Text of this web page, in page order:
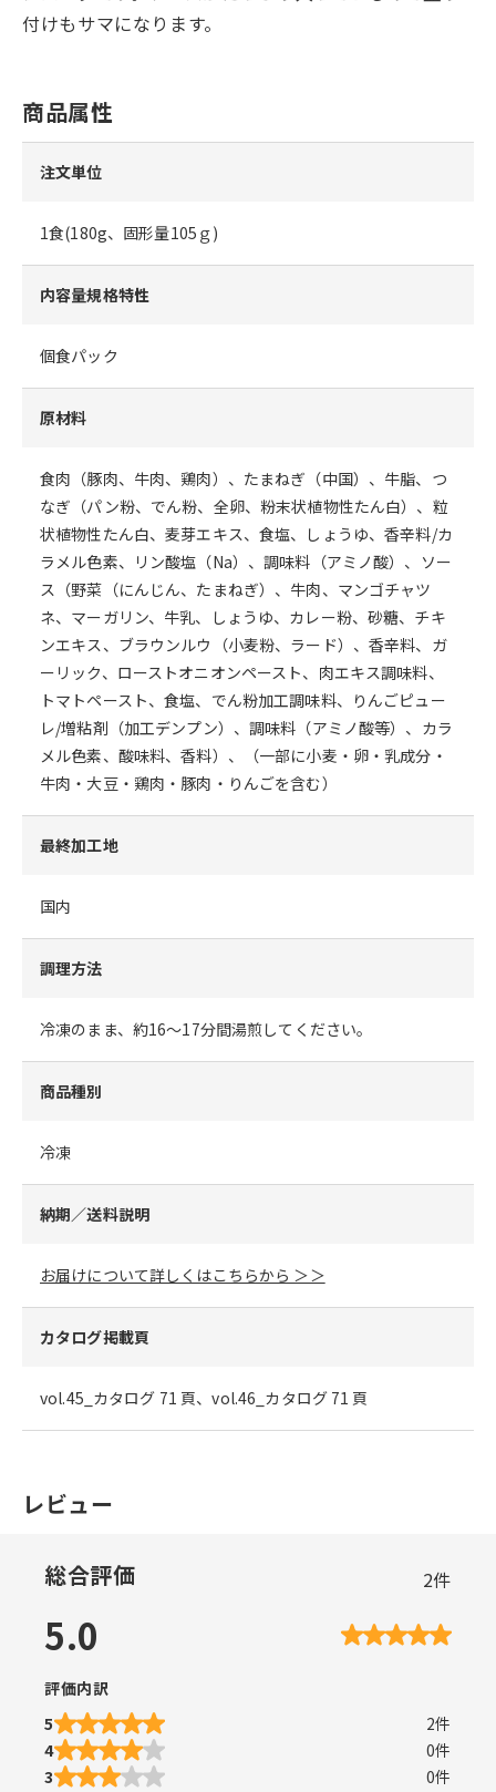
付けもサマになります。
商品属性
注文単位
1食(180g、固形量105ｇ)
内容量規格特性
個食パック
原材料
食肉（豚肉、牛肉、鶏肉）、たまねぎ（中国）、牛脂、つ
なぎ（パン粉、でん粉、全卵、粉末状植物性たん白）、粒
状植物性たん白、麦芽エキス、食塩、しょうゆ、香辛料/カ
ラメル色素、リン酸塩（Na）、調味料（アミノ酸）、ソー
ス（野菜（にんじん、たまねぎ）、牛肉、マンゴチャツ
ネ、マーガリン、牛乳、しょうゆ、カレー粉、砂糖、チキ
ンエキス、ブラウンルウ（小麦粉、ラード）、香辛料、ガ
ーリック、ローストオニオンペースト、肉エキス調味料、
トマトペースト、食塩、でん粉加工調味料、りんごピュー
レ/増粘剤（加工デンプン）、調味料（アミノ酸等）、カラ
メル色素、酸味料、香料）、（一部に小麦・卵・乳成分・
牛肉・大豆・鶏肉・豚肉・りんごを含む）
最終加工地
国内
調理方法
冷凍のまま、約16～17分間湯煎してください。
商品種別
冷凍
納期／送料説明
お届けについて詳しくはこちらから ＞＞
カタログ掲載頁
vol.45_カタログ 71 頁、vol.46_カタログ 71 頁
レビュー
総合評価 2件
5.0
評価内訳
5
2件
4
0件
3
0件